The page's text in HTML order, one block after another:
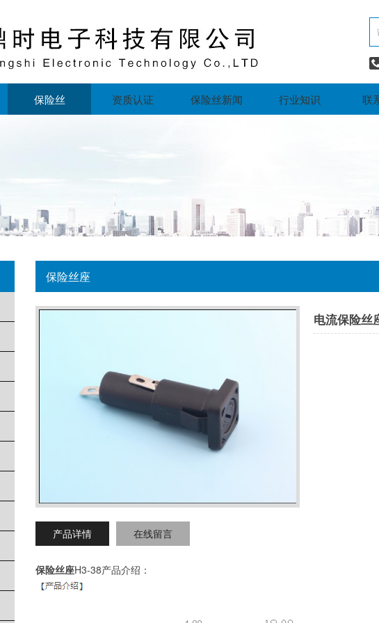
保险丝 资质认证 保险丝新闻 行业知识 联
保险丝座
电流保险丝
产品详情 在线留言
保险丝座H3-38产品介绍：